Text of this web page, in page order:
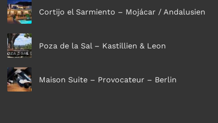
Cortijo el Sarmiento – Mojácar / Andalusien
Poza de la Sal – Kastillien & Leon
Maison Suite – Provocateur – Berlin